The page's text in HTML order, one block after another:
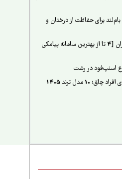
برای حفاظت از درختان و
بهترین پنل پیامکی ایران [4 تا از بهترین سامانه پیامکی
اسنپ‌فود در رشت
10 مدل ترند 1405